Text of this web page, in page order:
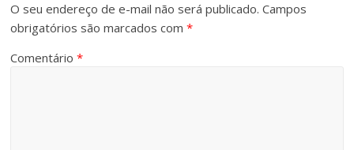
O seu endereço de e-mail não será publicado. Campos
obrigatórios são marcados com*
Comentário*